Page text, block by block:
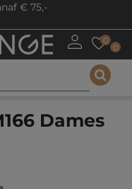
€ 75,-
0
0
Dames